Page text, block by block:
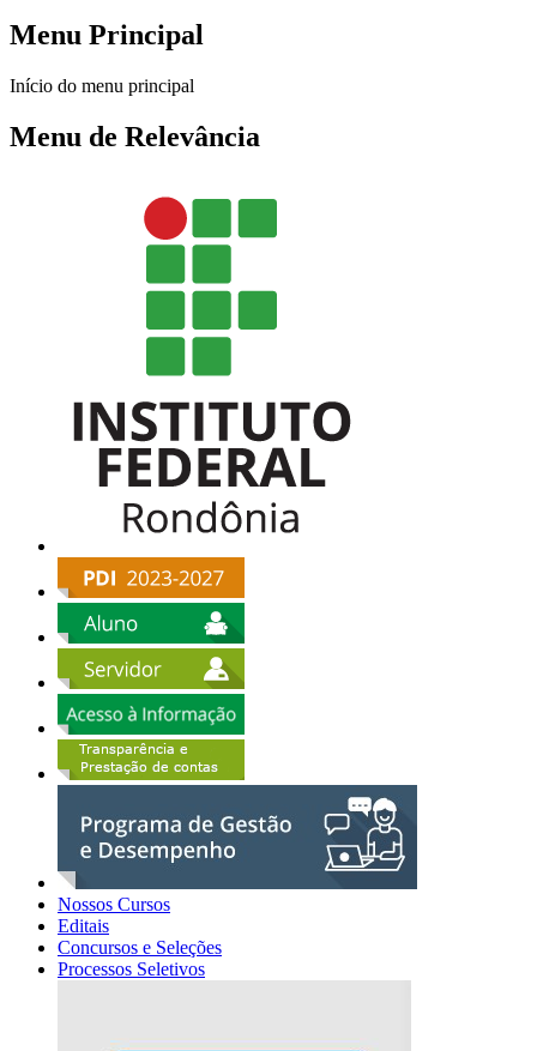
Menu Principal
Início do menu principal
Menu de Relevância
Nossos Cursos
Editais
Concursos e Seleções
Processos Seletivos